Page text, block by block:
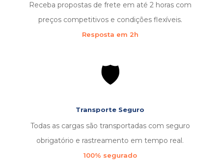
Receba propostas de frete em até 2 horas com
preços competitivos e condições flexíveis.
Resposta em 2h
🛡️
Transporte Seguro
Todas as cargas são transportadas com seguro
obrigatório e rastreamento em tempo real.
100% segurado